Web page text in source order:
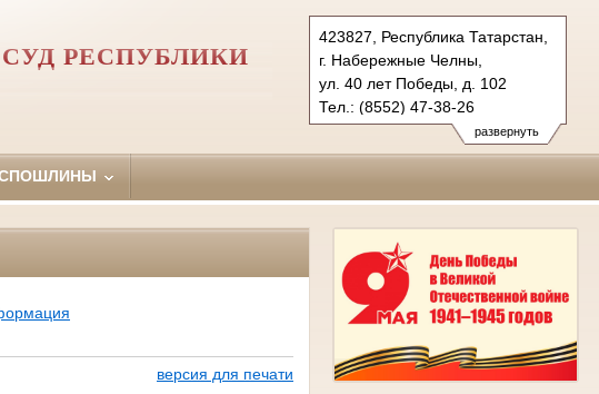
развернуть
423827, Республика Татарстан,
г. Набережные Челны,
ул. 40 лет Победы, д. 102
Тел.: (8552) 47-38-26
naberezhno-
chelninsky.tat@sudrf.ru
РЕСПУБЛИКИ
версия для печати